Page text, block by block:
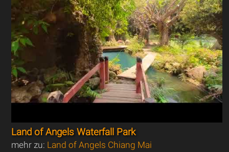
Land of Angels Waterfall Park
mehr zu: Land of Angels Chiang Mai